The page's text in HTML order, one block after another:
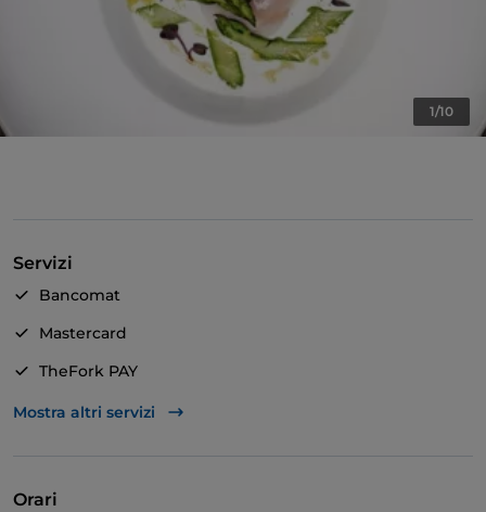
1/10
Servizi
Bancomat
Mastercard
TheFork PAY
Unionpay via TheFork PAY
Mostra altri servizi
Orari